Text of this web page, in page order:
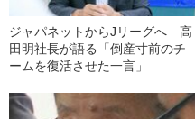
ジャパネットからJリーグへ 高
田明社長が語る「倒産寸前のチ
ームを復活させた一言」